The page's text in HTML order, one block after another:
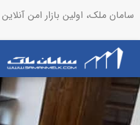
سامان ملک، اولین بازار امن